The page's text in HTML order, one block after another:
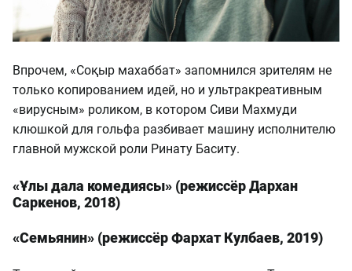
Впрочем, «Соқыр махаббат» запомнился зрителям не
только копированием идей, но и ультракреативным
«вирусным» роликом, в котором Сиви Махмуди
клюшкой для гольфа разбивает машину исполнителю
главной мужской роли Ринату Баситу.
«Ұлы дала комедиясы» (режиссёр Дархан
Саркенов, 2018)
«Семьянин» (режиссёр Фархат Кулбаев, 2019)